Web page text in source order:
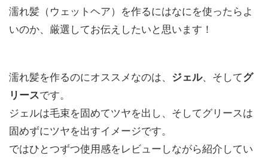
濡れ髪（ウェットヘア）を作るにはなにを使ったらよ
いのか、厳選してお伝えしたいと思います！
濡れ髪を作るのにオススメなのは、 ジェル、そしてグ
リースです。
ジェルは毛束を固めてツヤを出し、そしてグリースは
固めずにツヤを出すイメージです。
ではひとつずつ使用感をレビューしながら紹介してい